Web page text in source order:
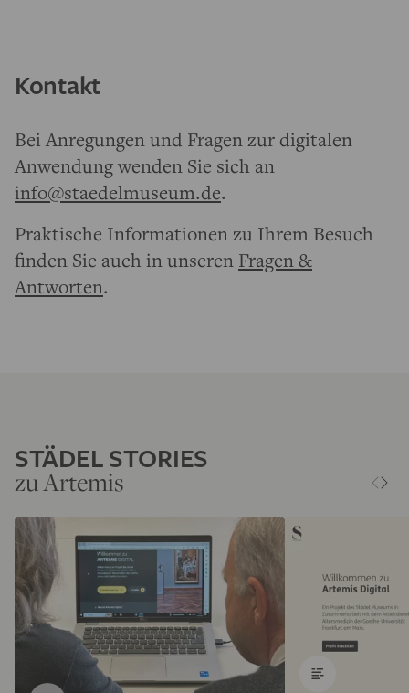
Kontakt
Bei Anregungen und Fragen zur digitalen
Anwendung wenden Sie sich an
info@staedelmuseum.de.
Praktische Informationen zu Ihrem Besuch
finden Sie auch in unseren Fragen &
Antworten.
STÄDEL STORIES
zu Artemis